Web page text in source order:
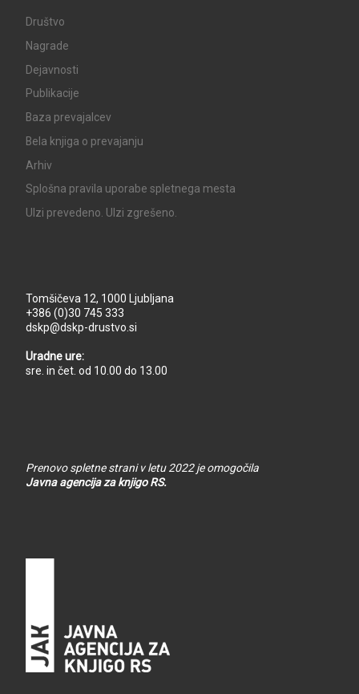
Društvo
Nagrade
Dejavnosti
Publikacije
Baza prevajalcev
Bela knjiga o prevajanju
Arhiv
Splošna pravila uporabe spletnega mesta
UIzi prevedeno. UIzi zgrešeno.
Tomšičeva 12, 1000 Ljubljana
+386 (0)30 745 333
dskp@dskp-drustvo.si
Uradne ure:
sre. in čet. od 10.00 do 13.00
Prenovo spletne strani v letu 2022 je omogočila
Javna agencija za knjigo RS.